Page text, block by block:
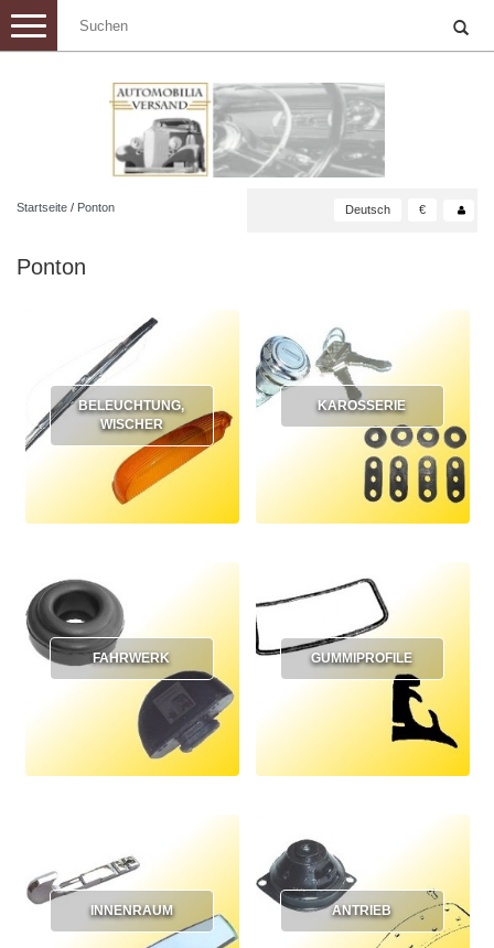
Toggle
navigation
Startseite / Ponton Deutsch €
Ponton
BELEUCHTUNG,
WISCHER
KAROSSERIE
FAHRWERK GUMMIPROFILE
INNENRAUM ANTRIEB